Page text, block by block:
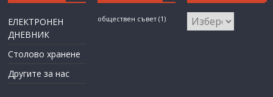
ЕЛЕКТРОНЕН
ДНЕВНИК
Столово хранене
Другите за нас
обществен съвет (1) КАТЕГОРИИ